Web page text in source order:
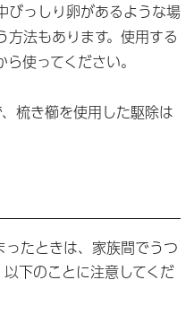
びっしり卵があるような場
方法もあります。使用する
使ってください。
梳き櫛を使用した駆除は
ったときは、家族間でうつ
下のことに注意してくだ